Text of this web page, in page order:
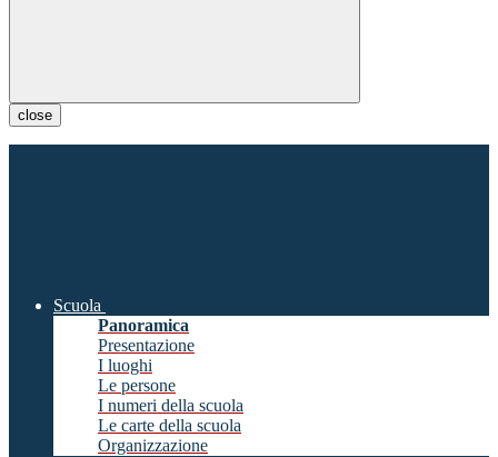
close
Scuola
Panoramica
Presentazione
I luoghi
Le persone
I numeri della scuola
Le carte della scuola
Organizzazione